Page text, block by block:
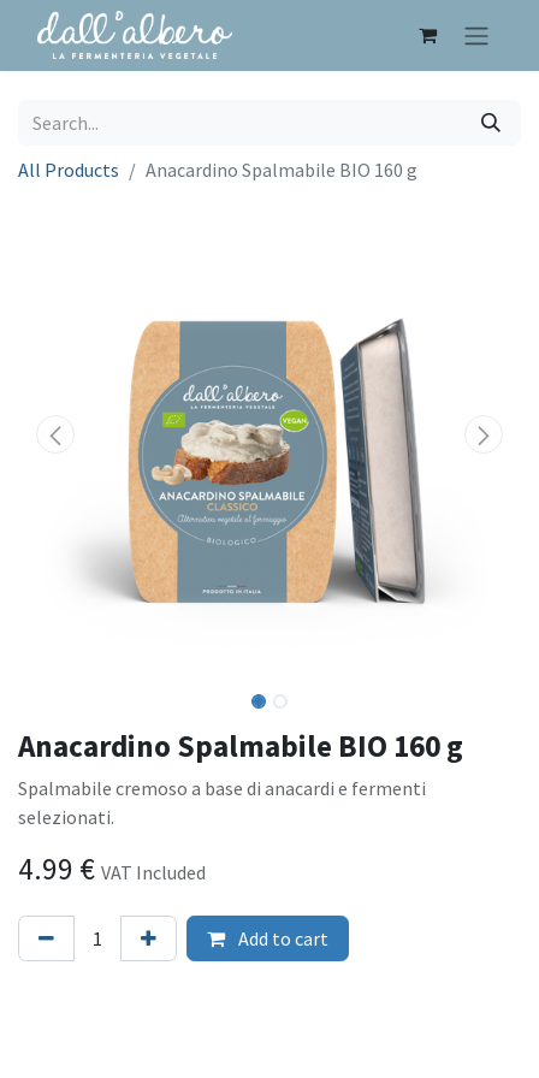
All Products Anacardino Spalmabile BIO 160 g
Anacardino Spalmabile BIO 160 g
Spalmabile cremoso a base di anacardi e fermenti
selezionati.
4.99 € VAT Included
Add to cart